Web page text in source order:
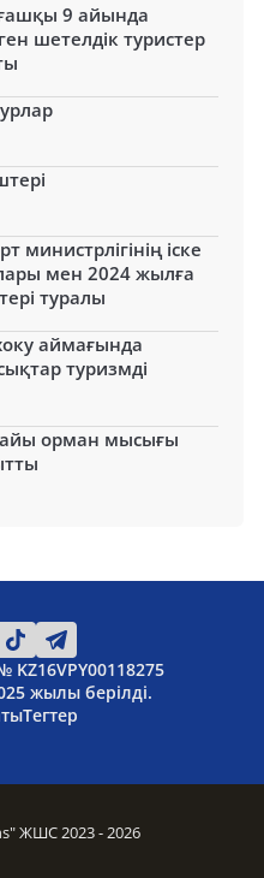
9 айында
шетелдік туристер
министрлігінің іске
мен 2024 жылға
туралы
аймағында
туризмді
орман мысығы
жылы берілді.
Тегтер
ЖШС 2023 - 2026